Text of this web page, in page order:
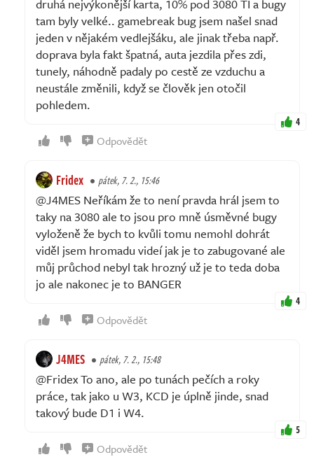
druhá nejvýkonější karta, 10% pod 3080 TI a bugy
tam byly velké.. gamebreak bug jsem našel snad
jeden v nějakém vedlejšáku, ale jinak třeba např.
doprava byla fakt špatná, auta jezdila přes zdi,
tunely, náhodně padaly po cestě ze vzduchu a
neustále změnili, když se člověk jen otočil
pohledem.
4
Odpovědět
Fridex pátek, 7. 2., 15:46
@J4MES Neříkám že to není pravda hrál jsem to
taky na 3080 ale to jsou pro mně úsměvné bugy
vyloženě že bych to kvůli tomu nemohl dohrát
viděl jsem hromadu videí jak je to zabugované ale
můj průchod nebyl tak hrozný už je to teda doba
jo ale nakonec je to BANGER
4
Odpovědět
J4MES pátek, 7. 2., 15:48
@Fridex To ano, ale po tunách pečích a roky
práce, tak jako u W3, KCD je úplně jinde, snad
takový bude D1 i W4.
5
Odpovědět